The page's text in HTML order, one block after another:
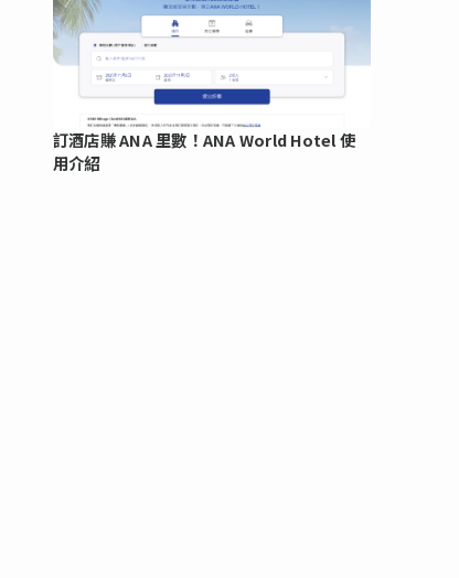
訂酒店賺 ANA 里數！ANA World Hotel 使
用介紹